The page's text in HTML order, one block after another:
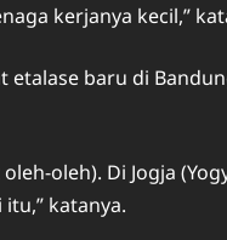
kerjanya kecil,”
baru di
oleh). Di Jogja
katanya.